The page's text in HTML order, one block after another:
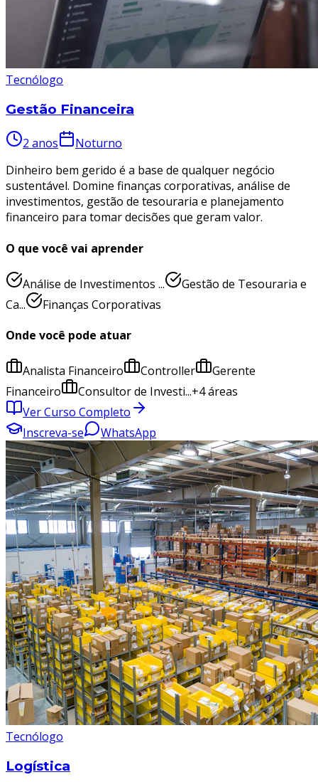
Tecnólogo
Gestão Financeira
2 anos
Noturno
Dinheiro bem gerido é a base de qualquer negócio
sustentável. Domine finanças corporativas, análise de
investimentos, gestão de tesouraria e planejamento
financeiro para tomar decisões que geram valor.
O que você vai aprender
Análise de Investimentos ...
Gestão de Tesouraria e
Ca...
Finanças Corporativas
Onde você pode atuar
Analista Financeiro Controller
Gerente
Financeiro
Consultor de Investi...+4áreas
Ver Curso Completo
Inscreva-se
WhatsApp
Tecnólogo
Logística